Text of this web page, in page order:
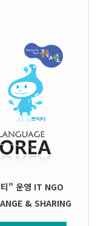
" 운영 IT NGO
& SHARING